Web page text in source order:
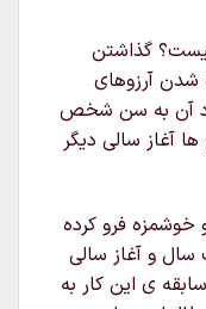
گذاشتن
شدن آرزوهای
آن به سن شخص
آغاز سالی دیگر
خوشمزه فرو کرده
سال و آغاز سالی
ی این کار به